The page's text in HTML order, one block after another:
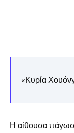
«Κυρία
Η αίθουσα